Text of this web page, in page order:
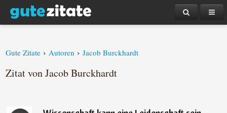
Gute Zitate › Autoren › Jacob Burckhardt
Zitat von Jacob Burckhardt